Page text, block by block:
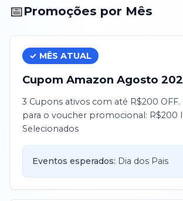
📅Promoções por Mês
✓ MÊS ATUAL
Cupom Amazon Agosto
3 Cupons ativos com até R$200 OFF.
para o voucher promocional: R$200
Selecionados
Eventos esperados: Dia dos Pais